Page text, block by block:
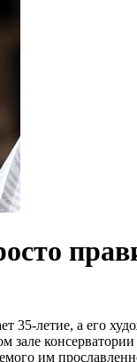
35-летие, а его
зале
им